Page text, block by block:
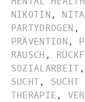
NIKOTIN ,
PARTYDROGEN ,
PRÄVENTION ,
RAUSCH ,
SOZIALARBEIT ,
SUCHT,
THERAPIE ,